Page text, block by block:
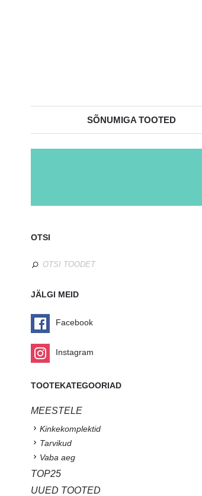
SÕNUMIGA TOOTED
OTSI
JÄLGI MEID
Facebook
Instagram
TOOTEKATEGOORIAD
MEESTELE
Kinkekomplektid
Tarvikud
Vaba aeg
TOP25
UUED TOOTED